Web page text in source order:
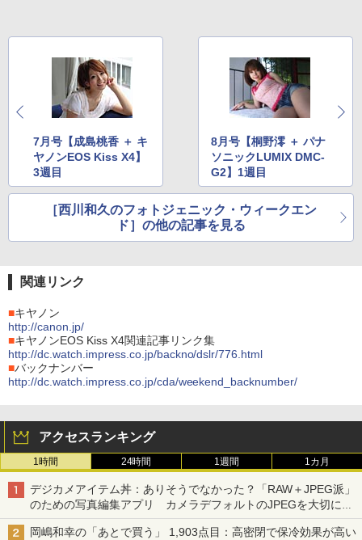
7月号【成島桃香 ＋ キ
ヤノンEOS Kiss X4】
3週目
8月号【桐野澪 ＋ パナ
ソニックLUMIX DMC-
G2】1週目
［西川和久のフォトジェニック・ウィークエン
ド］の他の記事を見る
関連リンク
■キヤノン
http://canon.jp/
■キヤノンEOS Kiss X4関連記事リンク集
http://dc.watch.impress.co.jp/backno/dslr/776.html
■バックナンバー
http://dc.watch.impress.co.jp/cda/weekend_backnumber/
アクセスランキング
1時間 24時間 1週間 1カ月
デジカメアイテム丼：ありそうでなかった？「RAW＋JPEG派」
のための写真編集アプリ カメラデフォルトのJPEGを大切にす
る「Filmator」
岡嶋和幸の「あとで買う」 1,903点目：高密閉で保冷効果が高い